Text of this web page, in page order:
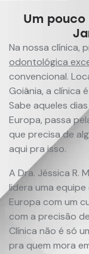
Um
Na nossa clínica,
odontológica
convencional.
Goiânia, a clínica
Sabe aqueles
Europa, passa
que precisa de
aqui pra isso.
A Dra. Jéssica R.
lidera uma
Europa com um
com a precisão
Clínica não é só
pra quem mora